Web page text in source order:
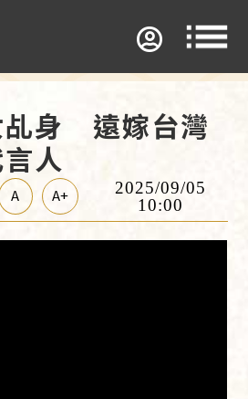
乩身 遠嫁台灣
人
A A+
2025/09/05
10:00